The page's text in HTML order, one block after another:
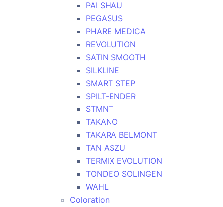
PAI SHAU
PEGASUS
PHARE MEDICA
REVOLUTION
SATIN SMOOTH
SILKLINE
SMART STEP
SPILT-ENDER
STMNT
TAKANO
TAKARA BELMONT
TAN ASZU
TERMIX EVOLUTION
TONDEO SOLINGEN
WAHL
Coloration